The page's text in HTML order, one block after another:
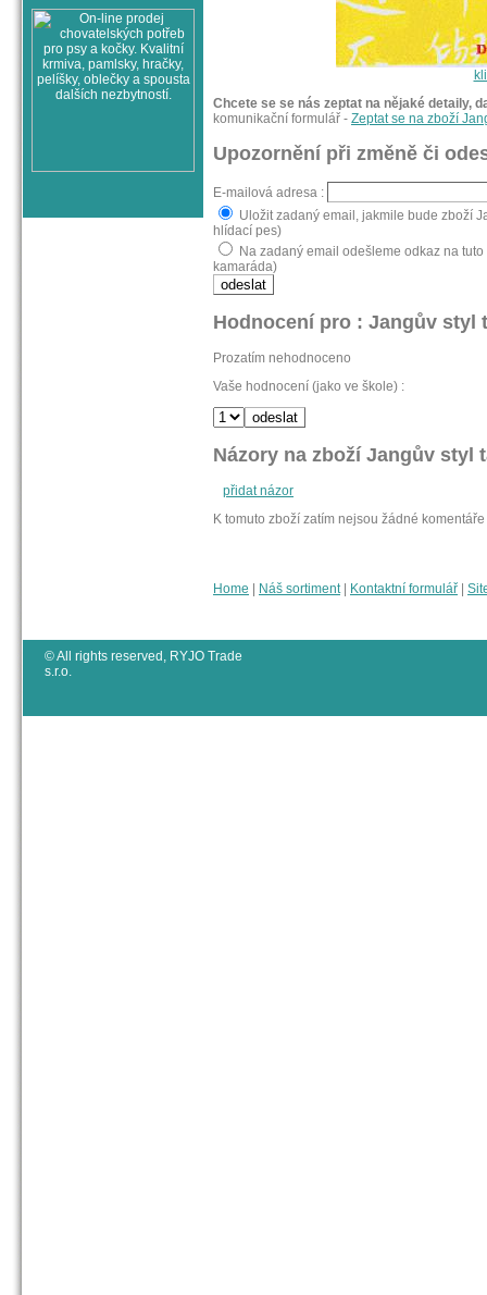
Chcete se se nás zeptat na nějaké detaily,
komunikační formulář - Zeptat se na zboží
Upozornění při změně či
E-mailová adresa :
Uložit zadaný email, jakmile bude zboží
hlídací pes)
Na zadaný email odešleme odkaz na
kamaráda)
Hodnocení pro : Jangův styl
Prozatím nehodnoceno
Vaše hodnocení (jako ve škole) :
Názory na zboží Jangův styl
přidat názor
K tomuto zboží zatím nejsou žádné komentáře
Home | Náš sortiment | Kontaktní formulář |
© All rights reserved, RYJO Trade
s.r.o.